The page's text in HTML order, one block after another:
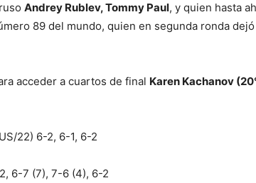
Andrey Rublev, Tommy Paul, y quien hasta
89 del mundo, quien en segunda ronda
acceder a cuartos de final Karen Kachanov
22) 6-2, 6-1, 6-2
6-7 (7), 7-6 (4), 6-2